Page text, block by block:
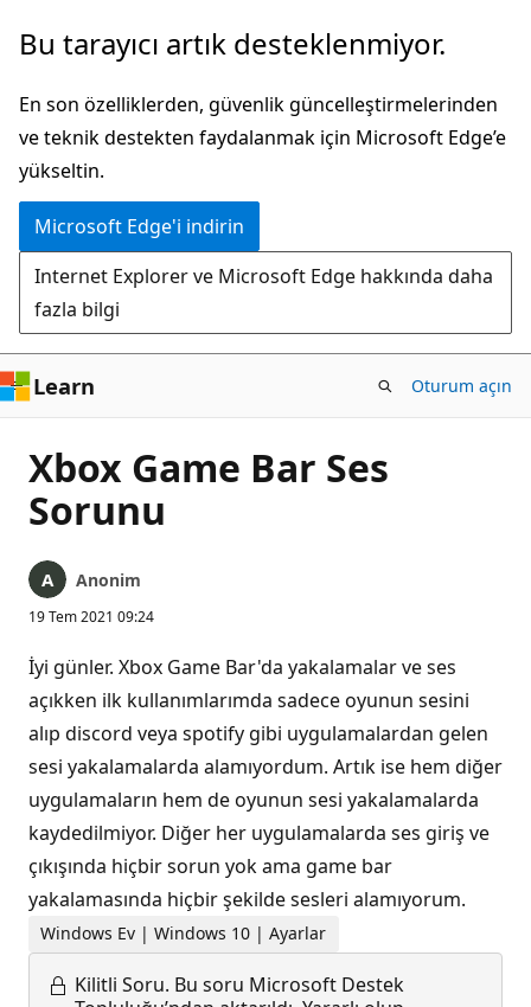
Ana
atla
Bu tarayıcı artık desteklenmiyor.
En son özelliklerden, güvenlik güncelleştirmelerinden
ve teknik destekten faydalanmak için Microsoft Edge’e
yükseltin.
Microsoft Edge'i indirin
Internet Explorer ve Microsoft Edge hakkında daha
fazla bilgi
Learn Oturum açın
Xbox Game Bar Ses
Sorunu
Anonim
19 Tem 2021 09:24
İyi günler. Xbox Game Bar'da yakalamalar ve ses
açıkken ilk kullanımlarımda sadece oyunun sesini
alıp discord veya spotify gibi uygulamalardan gelen
sesi yakalamalarda alamıyordum. Artık ise hem diğer
uygulamaların hem de oyunun sesi yakalamalarda
kaydedilmiyor. Diğer her uygulamalarda ses giriş ve
çıkışında hiçbir sorun yok ama game bar
yakalamasında hiçbir şekilde sesleri alamıyorum.
Windows Ev | Windows 10 | Ayarlar
Kilitli Soru. Bu soru Microsoft Destek